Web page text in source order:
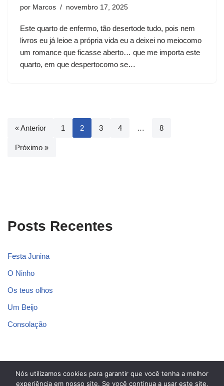
por Marcos novembro 17, 2025
Este quarto de enfermo, tão desertode tudo, pois nem
livros eu já leioe a própria vida eu a deixei no meiocomo
um romance que ficasse aberto… que me importa este
quarto, em que despertocomo se…
« Anterior 1 2 3 4 … 8
Próximo »
Posts Recentes
Festa Junina
O Ninho
Os teus olhos
Um Beijo
Consolação
Blog dos Poetas
Nós utilizamos cookies para garantir que você tenha a melhor
experiência em nosso site. Se você continua a usar este site,